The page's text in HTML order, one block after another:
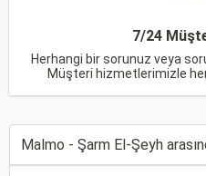
7/24
Herhangi bir sorunuz veya
Müşteri hizmetlerimizle
Malmo - Şarm El-Şeyh